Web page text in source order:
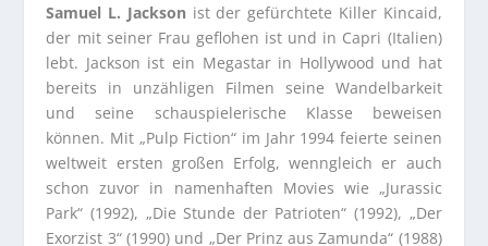
Samuel L. Jackson ist der gefürchtete Killer Kincaid,
der mit seiner Frau geflohen ist und in Capri (Italien)
lebt. Jackson ist ein Megastar in Hollywood und hat
bereits in unzähligen Filmen seine Wandelbarkeit
und seine schauspielerische Klasse beweisen
können. Mit „Pulp Fiction“ im Jahr 1994 feierte seinen
weltweit ersten großen Erfolg, wenngleich er auch
schon zuvor in namenhaften Movies wie „Jurassic
Park“ (1992), „Die Stunde der Patrioten“ (1992), „Der
Exorzist 3“ (1990) und „Der Prinz aus Zamunda“ (1988)